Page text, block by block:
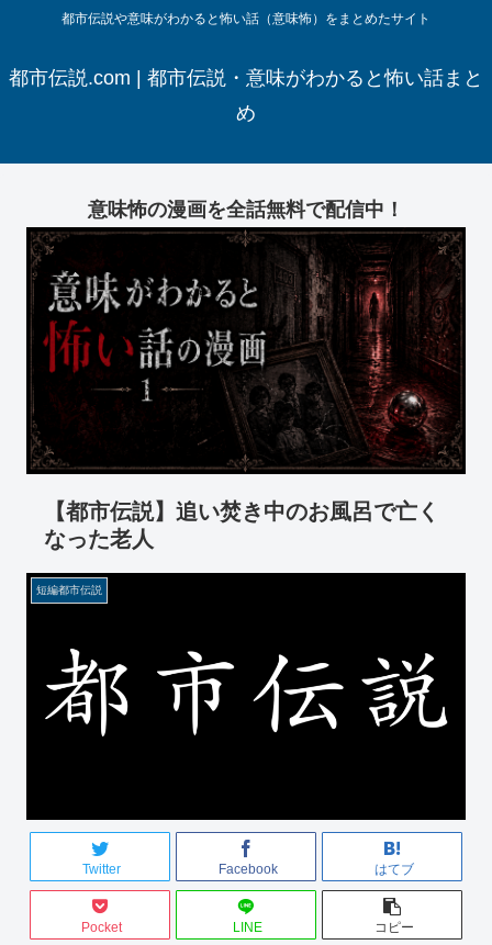
都市伝説や意味がわかると怖い話（意味怖）をまとめたサイト
都市伝説.com | 都市伝説・意味がわかると怖い話まと
め
意味怖の漫画を全話無料で配信中！
【都市伝説】追い焚き中のお風呂で亡く
なった老人
短編都市伝説
Twitter Facebook はてブ
Pocket LINE コピー